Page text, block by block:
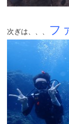
次ぎは、、、 フ